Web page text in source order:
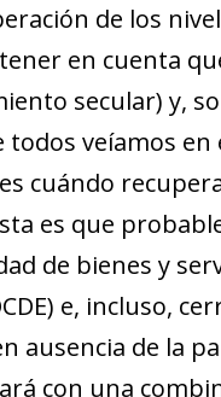
de los
en cuenta
secular) y,
veíamos
cuándo
es que
de bienes y
e, incluso,
ausencia de la
con una